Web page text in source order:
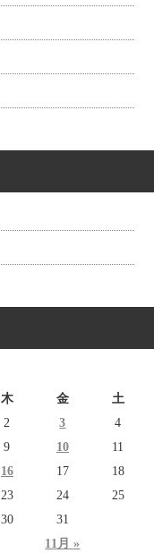
木 金 土
11月 »
2 3
4
9 10
11
16 17
18
23 24
25
30 31